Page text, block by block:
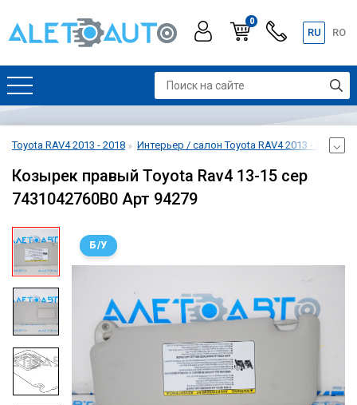
0
RU RO
Toyota RAV4 2013 - 2018 Интерьер / салон Toyota RAV4 2013 - 2018
Козырек правый Toyota Rav4 13-15 сер
7431042760B0 Арт 94279
Б/У